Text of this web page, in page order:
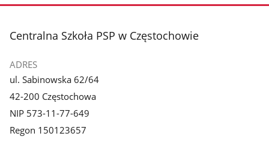
galerii.
galerii.
stopka
Centralna Szkoła PSP w Częstochowie
ADRES
ul. Sabinowska 62/64
42-200 Częstochowa
NIP 573-11-77-649
Regon 150123657